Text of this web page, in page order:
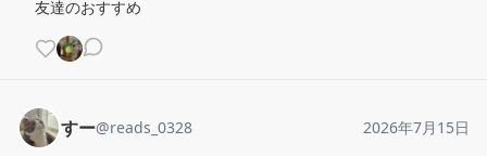
友達のおすすめ
すー@reads_0328 2026年7月15日